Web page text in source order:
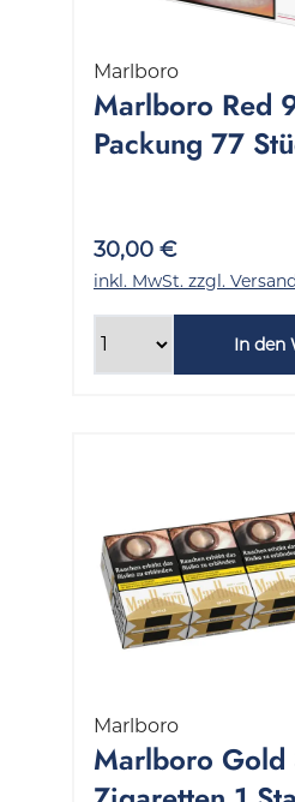
Marlboro
Marlboro Red
Packung 77
30,00 €
inkl. MwSt. zzgl.
In den
Marlboro
Marlboro Gold